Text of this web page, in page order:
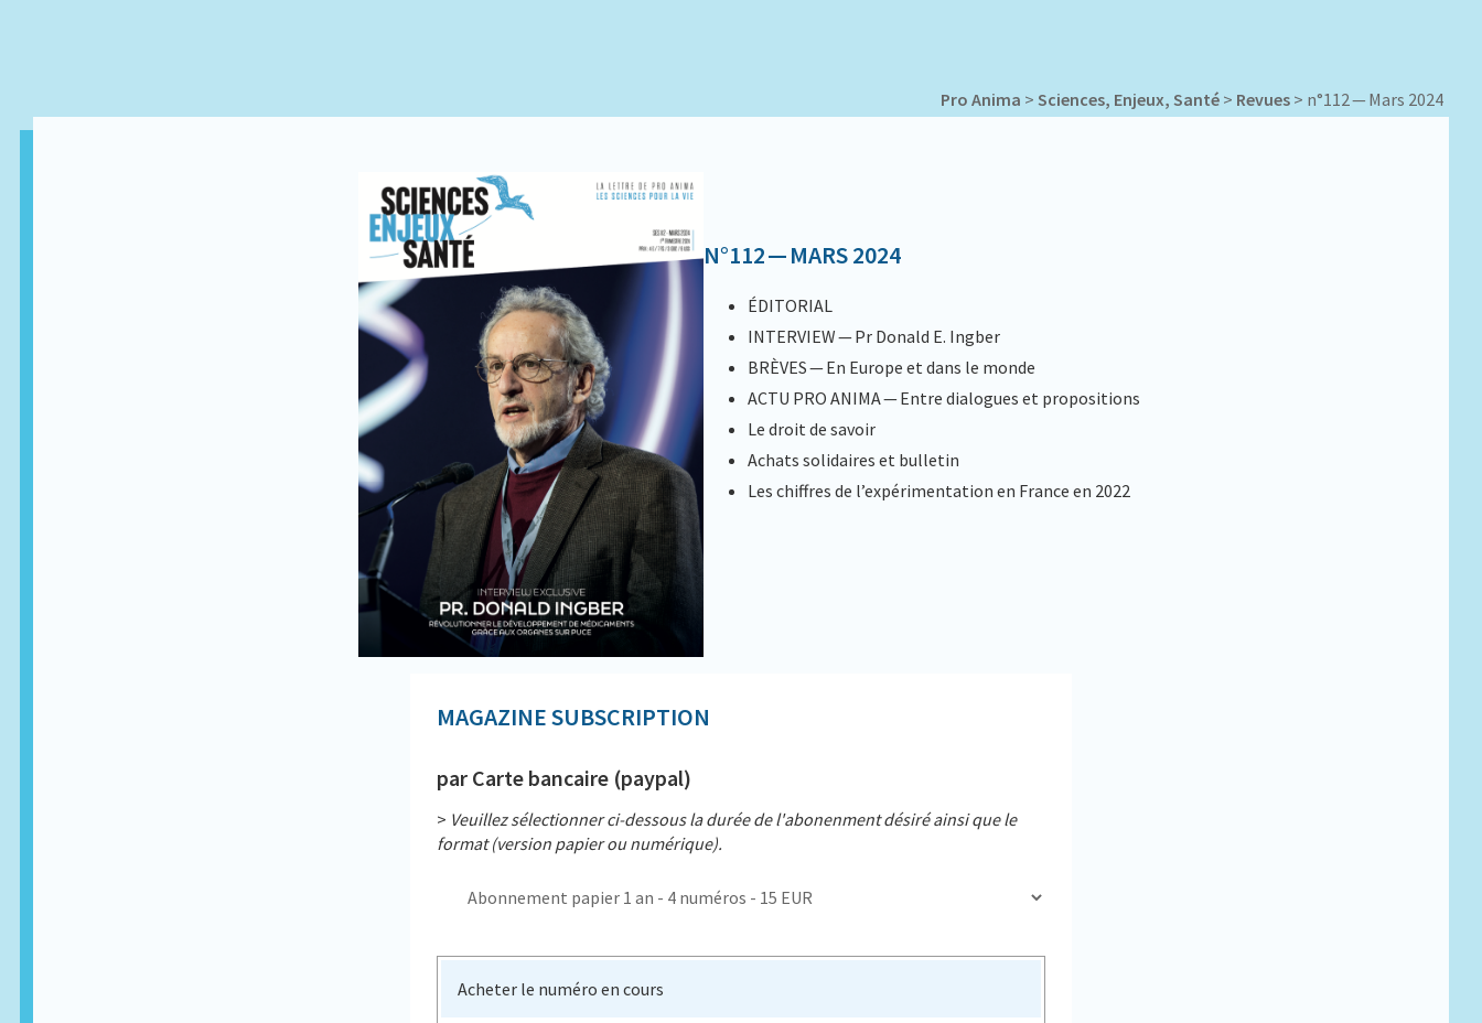
Pro Anima > Sciences, Enjeux, Santé > Revues > n°112 — Mars 2024
N°112 — MARS 2024
ÉDITORIAL
INTERVIEW — Pr Donald E. Ingber
BRÈVES — En Europe et dans le monde
ACTU PRO ANIMA — Entre dialogues et propositions
Le droit de savoir
Achats solidaires et bulletin
Les chiffres de l’expérimentation en France en 2022
MAGAZINE SUBSCRIPTION
par Carte bancaire (paypal)
> Veuillez sélectionner ci-dessous la durée de l'abonenment désiré ainsi que le
format (version papier ou numérique).
Acheter le numéro en cours